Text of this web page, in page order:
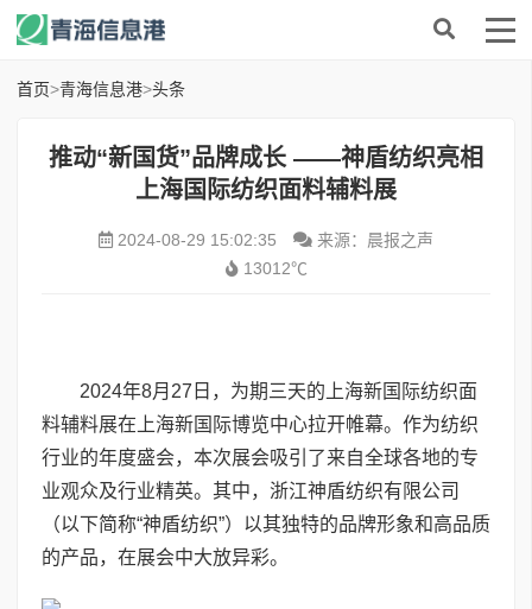
首页>青海信息港>头条
推动“新国货”品牌成长 ——神盾纺织亮相
上海国际纺织面料辅料展
2024-08-29 15:02:35
来源：晨报之声
13012℃
2024年8月27日，为期三天的上海新国际纺织面
料辅料展在上海新国际博览中心拉开帷幕。作为纺织
行业的年度盛会，本次展会吸引了来自全球各地的专
业观众及行业精英。其中，浙江神盾纺织有限公司
（以下简称“神盾纺织”）以其独特的品牌形象和高品质
的产品，在展会中大放异彩。